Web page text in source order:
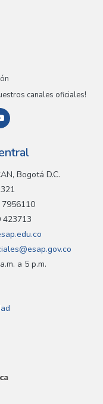
canales oficiales!
Bogotá D.C.
423713
a 5 p.m.